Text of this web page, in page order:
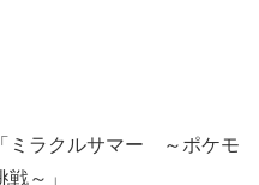
ミラクルサマー ～ポケモ
～」